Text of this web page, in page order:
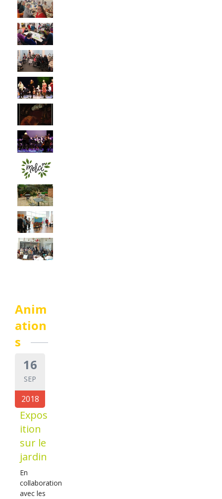
Anim
ation
s
16
SEP
2018
Expos
ition
sur le
jardin
En
collaboration
avec les